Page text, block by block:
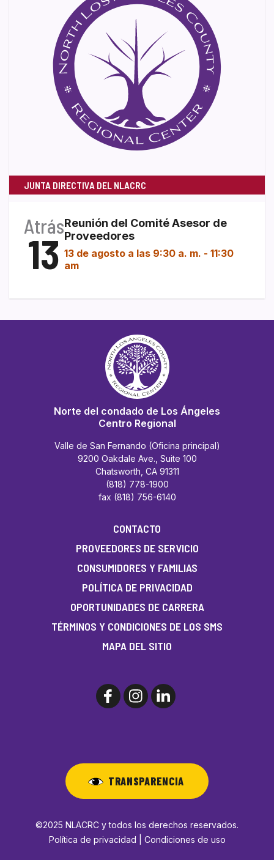
JUNTA DIRECTIVA DEL NLACRC
Atrás
13
Reunión del Comité Asesor de
Proveedores
13 de agosto a las 9:30 a. m. - 11:30
am
Norte del condado de Los Ángeles
Centro Regional
Valle de San Fernando (Oficina principal)
9200 Oakdale Ave., Suite 100
Chatsworth, CA 91311
(818) 778-1900
fax (818) 756-6140
CONTACTO
PROVEEDORES DE SERVICIO
CONSUMIDORES Y FAMILIAS
POLÍTICA DE PRIVACIDAD
OPORTUNIDADES DE CARRERA
TÉRMINOS Y CONDICIONES DE LOS SMS
MAPA DEL SITIO
TRANSPARENCIA
©2025 NLACRC y todos los derechos reservados.
Política de privacidad | Condiciones de uso